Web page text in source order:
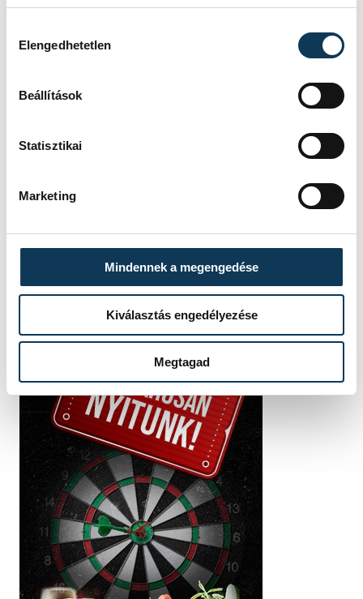
Elengedhetetlen
Beállítások
Statisztikai
Marketing
Mindennek a megengedése
Kiválasztás engedélyezése
Megtagad
kultúra koronavírus
gyermek
karanténnyár
FOTÓS
Bálint